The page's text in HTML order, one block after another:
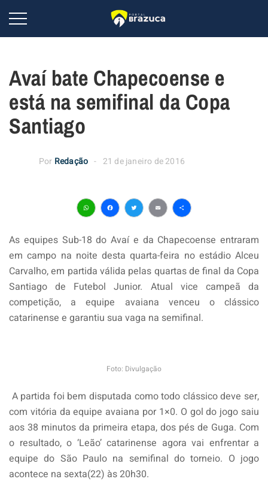
Avaí bate Chapecoense e
está na semifinal da Copa
Santiago
Por Redação 21 de janeiro de 2016
WhatsApp
Facebook
Twitter
EmailShare
As equipes Sub-18 do Avaí e da Chapecoense entraram
em campo na noite desta quarta-feira no estádio Alceu
Carvalho, em partida válida pelas quartas de final da Copa
Santiago de Futebol Junior. Atual vice campeã da
competição, a equipe avaiana venceu o clássico
catarinense e garantiu sua vaga na semifinal.
Foto: Divulgação
A partida foi bem disputada como todo clássico deve ser,
com vitória da equipe avaiana por 1×0. O gol do jogo saiu
aos 38 minutos da primeira etapa, dos pés de Guga. Com
o resultado, o ‘Leão’ catarinense agora vai enfrentar a
equipe do São Paulo na semifinal do torneio. O jogo
acontece na sexta(22) às 20h30.